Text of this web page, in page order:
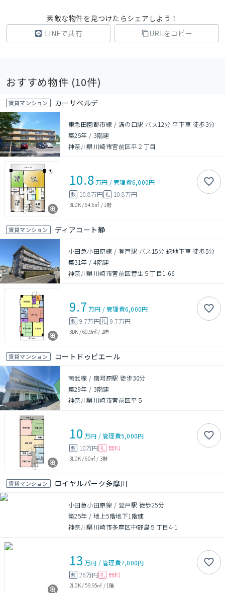
素敵な物件を見つけたらシェアしよう！
LINEで共有
URLをコピー
おすすめ物件 (10件)
賃貸マンション カーサベルデ
東急田園都市線 / 溝の口駅 バス12分 平下車 徒歩3分
築25年 / 3階建
神奈川県川崎市宮前区平２丁目
10.8万円 /管理費6,000円
敷 10.8万円 礼 10.8万円
3LDK/64.6㎡ / 1階
賃貸マンション ディアコート静
小田急小田原線 / 登戸駅 バス15分 緑地下車 徒歩5分
築31年 /4階建
神奈川県川崎市宮前区菅生５丁目1-66
9.7 万円 /管理費6,000円
敷 9.7万円礼 9.7万円
3DK /60.9㎡ / 2階
賃貸マンション コートドゥピエール
南武線 / 宿河原駅 徒歩30分
築29年 / 3階建
神奈川県川崎市宮前区平５
10 万円 /管理費5,000円
敷 10万円 礼 無料
3LDK/60㎡ / 3階
賃貸マンション ロイヤルパーク多摩川
小田急小田原線 / 登戸駅 徒歩25分
築25年 /地上5階地下1階建
神奈川県川崎市多摩区中野島５丁目4-1
13 万円 /管理費7,000円
敷 26万円 礼 無料
2LDK/59.95㎡ / 1階